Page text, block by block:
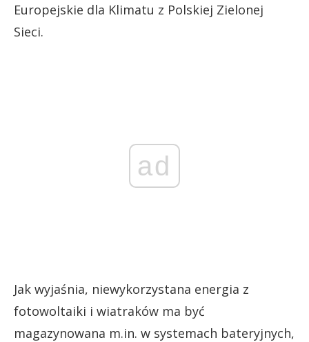
Europejskie dla Klimatu z Polskiej Zielonej
Sieci.
ad
Jak wyjaśnia, niewykorzystana energia z
fotowoltaiki i wiatraków ma być
magazynowana m.in. w systemach bateryjnych,